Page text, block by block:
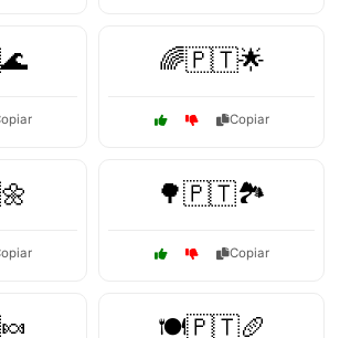
🌈🇵🇹🌟
Copiar
🌳🇵🇹🏞️
Copiar
🍽️🇵🇹🥖